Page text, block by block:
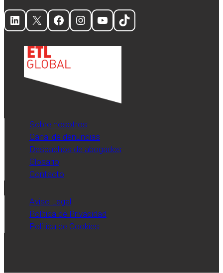
LinkedIn
X Facebook
Instagram
YouTube
TikTok
Sobre nosotros
Canal de denuncias
Despachos de abogados
Glosario
Contacto
Aviso Legal
Política de Privacidad
Política de Cookies